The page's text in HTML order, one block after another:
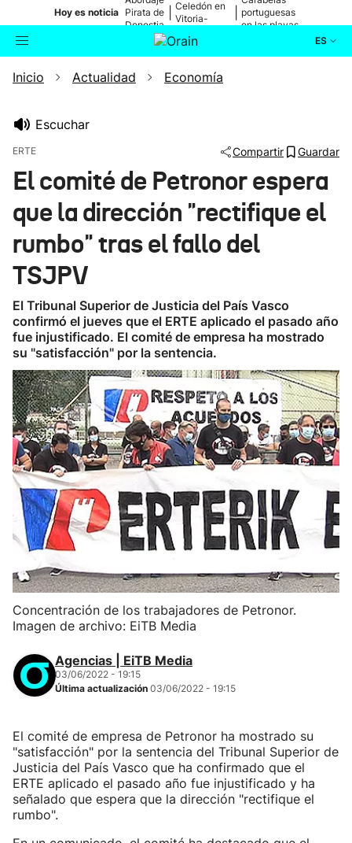
Hoy es noticia Pirata de
Donostia
Celedón en
Vitoria-
portuguesas
en las playas
ES
Buscador Actualidad
Ikusmiran
Eguraldia
Inicio Actualidad Economía
Escuchar
ERTE Compartir Guardar
El comité de Petronor espera
que la dirección "rectifique el
rumbo" tras el fallo del
TSJPV
El Tribunal Superior de Justicia del País Vasco
confirmó el jueves que el ERTE aplicado el pasado año
fue injustificado. El comité de empresa ha mostrado
su "satisfacción" por la sentencia.
Concentración de los trabajadores de Petronor.
Imagen de archivo: EiTB Media
Agencias | EiTB Media
03/06/2022 - 19:15
Última actualización 03/06/2022 - 19:15
El comité de empresa de Petronor ha mostrado su
"satisfacción" por la sentencia del Tribunal Superior de
Justicia del País Vasco que ha confirmado que el
ERTE aplicado el pasado año fue injustificado y ha
señalado que espera que la dirección "rectifique el
rumbo".